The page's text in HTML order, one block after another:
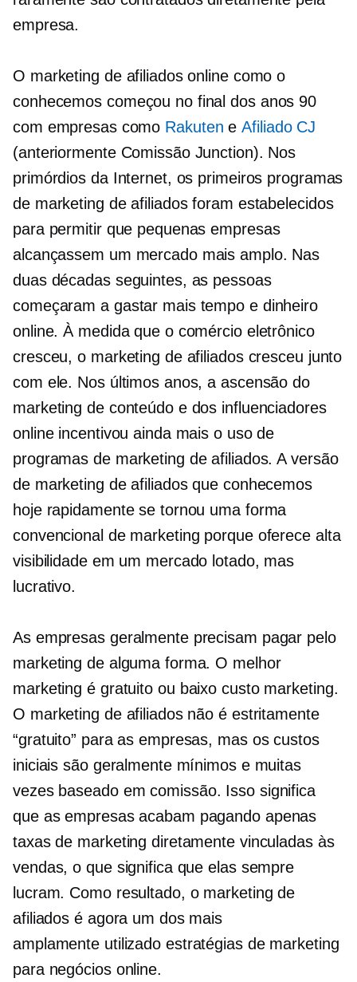
empresa.
O marketing de afiliados online como o
conhecemos começou no final dos anos 90
com empresas como Rakuten eAfiliado CJ
(anteriormente Comissão Junction). Nos
primórdios da Internet, os primeiros programas
de marketing de afiliados foram estabelecidos
para permitir que pequenas empresas
alcançassem um mercado mais amplo. Nas
duas décadas seguintes, as pessoas
começaram a gastar mais tempo e dinheiro
online. À medida que o comércio eletrônico
cresceu, o marketing de afiliados cresceu junto
com ele. Nos últimos anos, a ascensão do
marketing de conteúdo e dos influenciadores
online incentivou ainda mais o uso de
programas de marketing de afiliados. A versão
de marketing de afiliados que conhecemos
hoje rapidamente se tornou uma forma
convencional de marketing porque oferece alta
visibilidade em um mercado lotado, mas
lucrativo.
As empresas geralmente precisam pagar pelo
marketing de alguma forma. O melhor
marketing é gratuito ou baixo customarketing.
O marketing de afiliados não é estritamente
“gratuito” para as empresas, mas os custos
iniciais são geralmente mínimos e muitas
vezes baseado em comissão. Isso significa
que as empresas acabam pagando apenas
taxas de marketing diretamente vinculadas às
vendas, o que significa que elas sempre
lucram. Como resultado, o marketing de
afiliados é agora um dos mais
amplamente utilizado estratégias de marketing
para negócios online.